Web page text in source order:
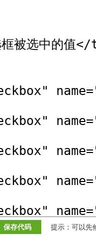
保存代码 提示：可以先